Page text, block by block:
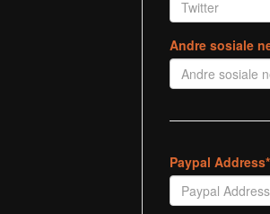
Andre sosiale
Paypal Address*